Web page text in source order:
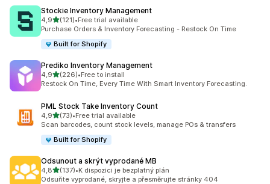
Stockie Inventory Management
4,9z 5 hvězd
(121)
Celkový počet recenzí: 121
•Free trial available
Purchase Orders & Inventory Forecasting - Restock On Time
Built for Shopify
Prediko Inventory Management
4,9z 5 hvězd
(226)
Celkový počet recenzí: 226
•Free to install
Restock On Time, Every Time With Smart Inventory Forecasting.
PML Stock Take Inventory Count
4,9z 5 hvězd
(73)
Celkový počet recenzí: 73
•Free trial available
Scan barcodes, count stock levels, manage POs & transfers
Built for Shopify
Odsunout a skrýt vyprodané MB
4,8z 5 hvězd
(137)
Celkový počet recenzí: 137
•K dispozici je bezplatný plán
Odsuňte vyprodané, skryjte a přesměrujte stránky 404